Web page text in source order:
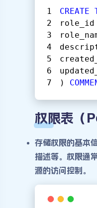
CREATE
role_id
)
权限表（
存储权限的基本
描述等。权限通
源的访问控制。